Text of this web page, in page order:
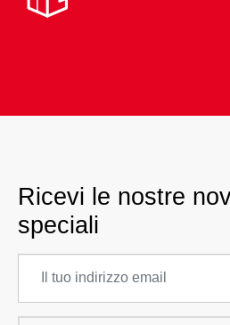
Ricevi le nostre
speciali